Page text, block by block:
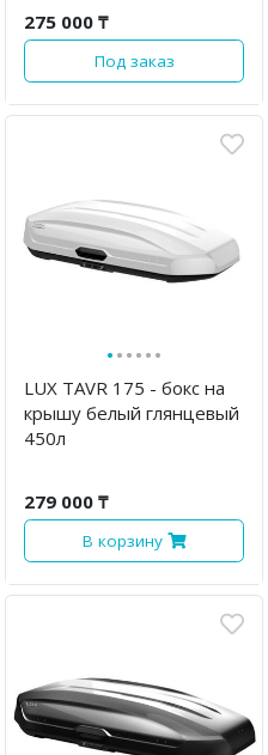
275 000 ₸
Под заказ
······
LUX TAVR 175 - бокс на
крышу белый глянцевый
450л
279 000 ₸
В корзину